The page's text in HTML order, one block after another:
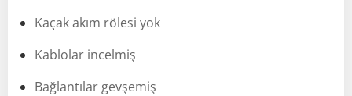
Kaçak akım rölesi yok
Kablolar incelmiş
Bağlantılar gevşemiş